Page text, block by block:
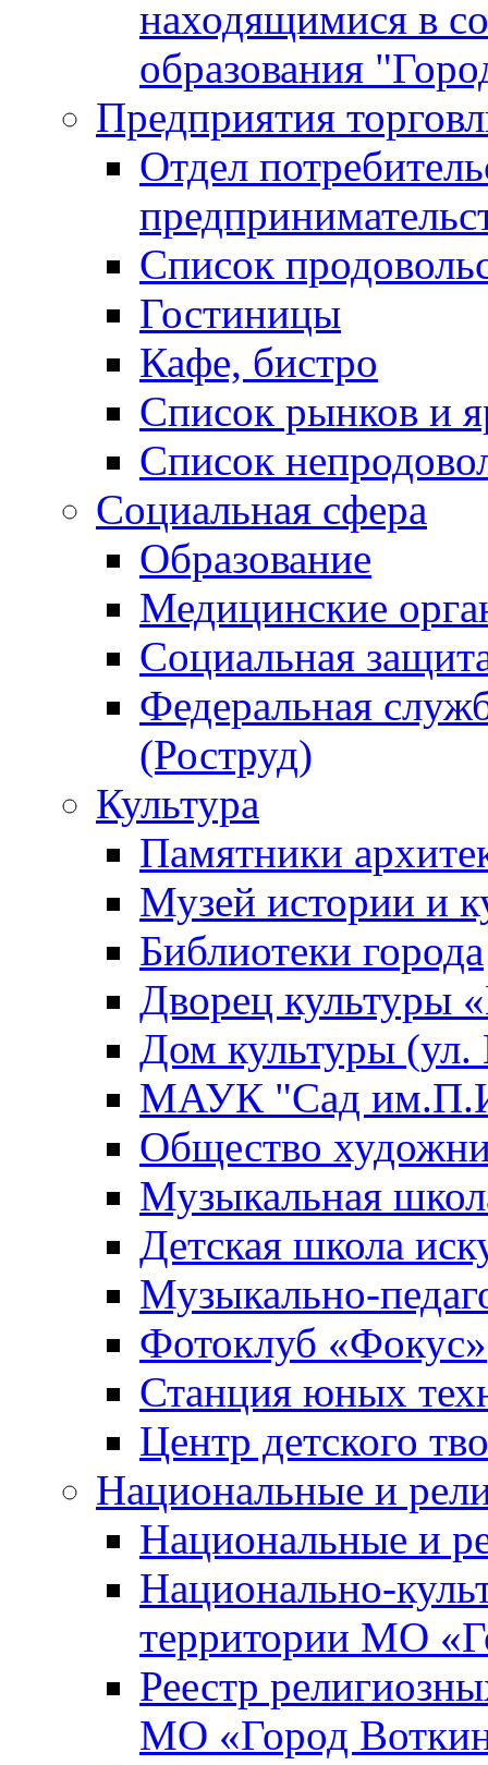
находящимися в
образования
Предприятия
Отдел
Список
Гостиницы
Кафе, бистро
Cписок рынков и
Список
Социальная сфера
Образование
Медицинские
Социальная
Федеральная
(Роструд)
Культура
Памятники
Музей истории и
Библиотеки города
Дворец культуры
Дом культуры (ул.
МАУК "Сад
Общество
Музыкальная
Детская школа
Музыкально-
Фотоклуб «Фокус»
Станция юных
Центр детского
Национальные и
Национальные и
Национально-
территории МО
Реестр
МО «Город